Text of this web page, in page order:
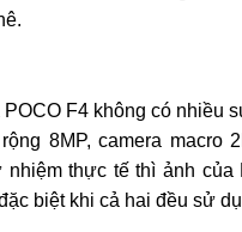
F4 không có nhiều
8MP, camera
thực tế thì ảnh
biệt khi cả hai đều sử